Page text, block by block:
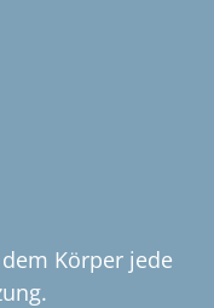
Körper jede